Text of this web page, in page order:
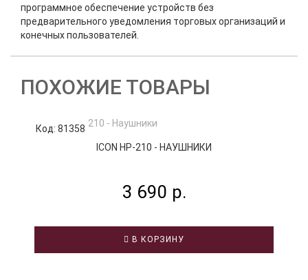
программное обеспечение устройств без
предварительного уведомления торговых организаций и
конечных пользователей.
ПОХОЖИЕ ТОВАРЫ
Код: 81358
ICON HP-210 - НАУШНИКИ
3 690 р.
В КОРЗИНУ